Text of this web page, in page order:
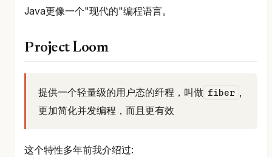
Java更像一个"现代的"编程语言。
Project Loom
提供一个轻量级的用户态的纤程，叫做 fiber ,
更加简化并发编程，而且更有效
这个特性多年前我介绍过: